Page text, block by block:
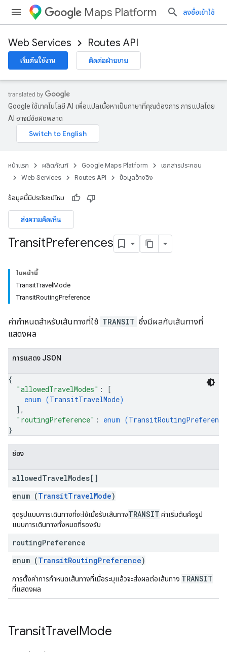
Maps Platform ลงชื่อเข้าใช้
Web Services Routes API
เริ่มต้นใช้งาน ติดต่อฝ่ายขาย
Google ใช้เทคโนโลยี AI เพื่อแปลเนื้อหาเป็นภาษาที่คุณต้องการ การแปลโดย
AI อาจมีข้อผิดพลาด
หน้าแรก ผลิตภัณฑ์ Google Maps Platform
เอกสารประกอบ
Web Services
Routes API ข้อมูลอ้างอิง
ข้อมูลนี้มีประโยชน์ไหม
ส่งความคิดเห็น
TransitPreferences
ในหน้านี้
TransitTravelMode
TransitRoutingPreference
ค่ากำหนดสำหรับเส้นทางที่ใช้ TRANSIT ซึ่งมีผลกับเส้นทางที่
แสดงผล
การแสดง JSON
{
"allowedTravelModes" :
[
enum (TransitTravelMode)
] ,
"routingPreference" : enum (TransitRoutingPreference
}
ช่อง
allowedTravelModes[]
enum (TransitTravelMode)
ชุดรูปแบบการเดินทางที่จะใช้เมื่อรับเส้นทางTRANSIT ค่าเริ่มต้นคือรูป
แบบการเดินทางทั้งหมดที่รองรับ
routingPreference
enum (TransitRoutingPreference)
การตั้งค่าการกำหนดเส้นทางที่เมื่อระบุแล้วจะส่งผลต่อเส้นทาง TRANSIT
ที่แสดงผล
TransitTravelMode